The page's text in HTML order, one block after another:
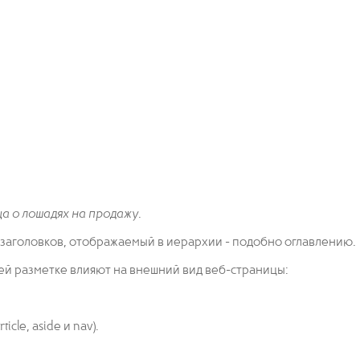
о лошадях на продажу.
отображаемый в иерархии - подобно оглавлению.
разметке влияют на внешний вид веб-страницы:
aside и nav).